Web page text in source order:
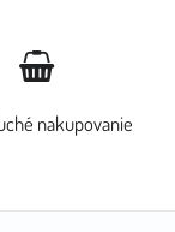
nakupovanie